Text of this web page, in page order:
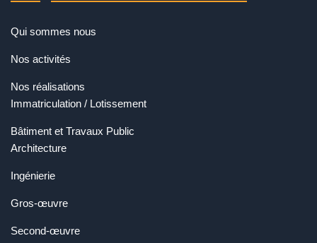
Qui sommes nous
Nos activités
Nos réalisations
Immatriculation / Lotissement
Bâtiment et Travaux Public
Architecture
Ingénierie
Gros-œuvre
Second-œuvre